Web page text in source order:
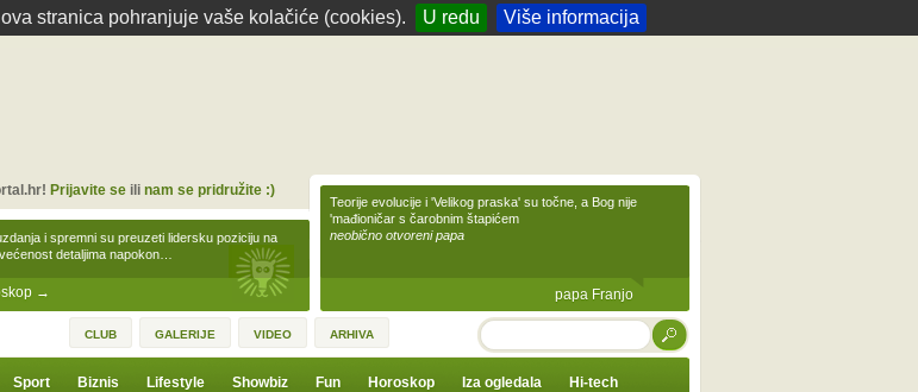
stranica pohranjuje vaše kolačiće (cookies). U redu Više informacija
→
i spremni su preuzeti lidersku poziciju na
detaljima napokon…
Prijavite seili nam se pridružite :)
Teorije evolucije i 'Velikog praska' su točne, a Bog nije
'mađioničar s čarobnim štapićem
neobično otvoreni papa
papa Franjo
CLUB GALERIJE VIDEO ARHIVA TRAŽI
Sport Biznis Lifestyle Showbiz Fun Horoskop Iza ogledala Hi-tech